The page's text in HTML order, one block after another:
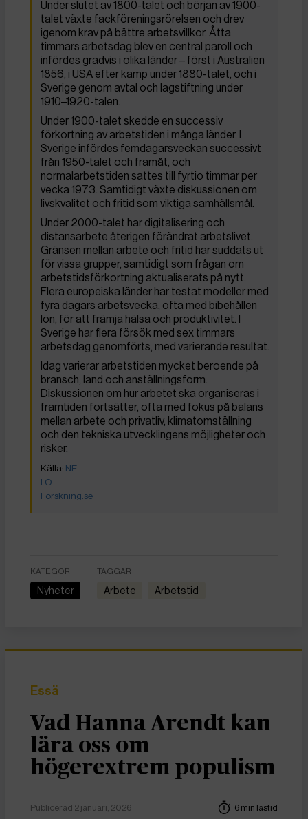
Under slutet av 1800-talet och början av 1900-
talet växte fackföreningsrörelsen och drev
igenom krav på bättre arbetsvillkor. Åtta
timmars arbetsdag blev en central paroll och
infördes gradvis i olika länder – först i Australien
1856, i USA efter kamp under 1880-talet, och i
Sverige genom avtal och lagstiftning under
1910–1920-talen.
Under 1900-talet skedde en successiv
förkortning av arbetstiden i många länder. I
Sverige infördes femdagarsveckan successivt
från 1950-talet och framåt, och
normalarbetstiden sattes till fyrtio timmar per
vecka 1973. Samtidigt växte diskussionen om
livskvalitet och fritid som viktiga samhällsmål.
Under 2000-talet har digitalisering och
distansarbete återigen förändrat arbetslivet.
Gränsen mellan arbete och fritid har suddats ut
för vissa grupper, samtidigt som frågan om
arbetstidsförkortning aktualiserats på nytt.
Flera europeiska länder har testat modeller med
fyra dagars arbetsvecka, ofta med bibehållen
lön, för att främja hälsa och produktivitet. I
Sverige har flera försök med sex timmars
arbetsdag genomförts, med varierande resultat.
Idag varierar arbetstiden mycket beroende på
bransch, land och anställningsform.
Diskussionen om hur arbetet ska organiseras i
framtiden fortsätter, ofta med fokus på balans
mellan arbete och privatliv, klimatomställning
och den tekniska utvecklingens möjligheter och
risker.
NE
LO
Forskning.se
KATEGORI
Nyheter
TAGGAR
arbete arbetstid
Essä
Vad Hanna Arendt kan
lära oss om
högerextrem populism
Publicerad 2 januari, 2026 6 min lästid